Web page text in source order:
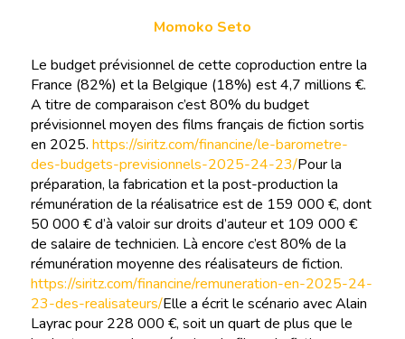
Momoko Seto
Le budget prévisionnel de cette coproduction entre la
France (82%) et la Belgique (18%) est 4,7 millions €.
A titre de comparaison c’est 80% du budget
prévisionnel moyen des films français de fiction sortis
en 2025. https://siritz.com/financine/le-barometre-
des-budgets-previsionnels-2025-24-23/Pour la
préparation, la fabrication et la post-production la
rémunération de la réalisatrice est de 159 000 €, dont
50 000 € d’à valoir sur droits d’auteur et 109 000 €
de salaire de technicien. Là encore c’est 80% de la
rémunération moyenne des réalisateurs de fiction.
https://siritz.com/financine/remuneration-en-2025-24-
23-des-realisateurs/Elle a écrit le scénario avec Alain
Layrac pour 228 000 €, soit un quart de plus que le